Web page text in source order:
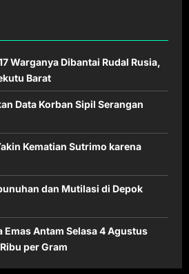
Warganya Dibantai Rudal Rusia,
Barat
Data Korban Sipil Serangan
Kematian Sutrimo karena
dan Mutilasi di Depok
Emas Antam Selasa 4 Agustus
per Gram